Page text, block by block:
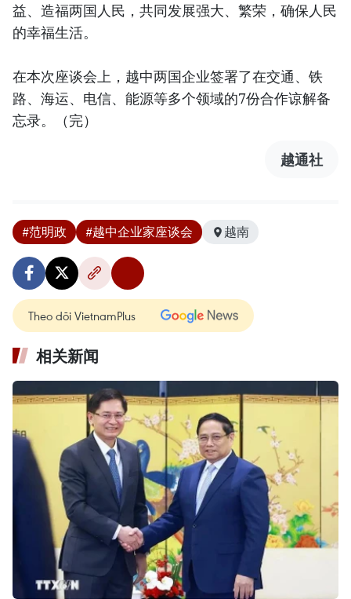
益、造福两国人民，共同发展强大、繁荣，确保人民
的幸福生活。
在本次座谈会上，越中两国企业签署了在交通、铁
路、海运、电信、能源等多个领域的7份合作谅解备
忘录。（完）
越通社
#范明政 #越中企业家座谈会 越南
Theo dõi VietnamPlus
相关新闻